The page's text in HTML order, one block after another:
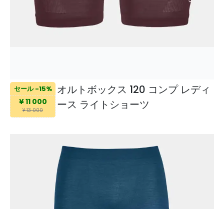
セール -15%
¥ 11 000
¥ 13 000
オルトボックス 120 コンプ レディ
ース ライトショーツ